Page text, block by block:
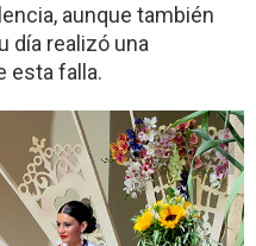
aunque también
día realizó una
esta falla.